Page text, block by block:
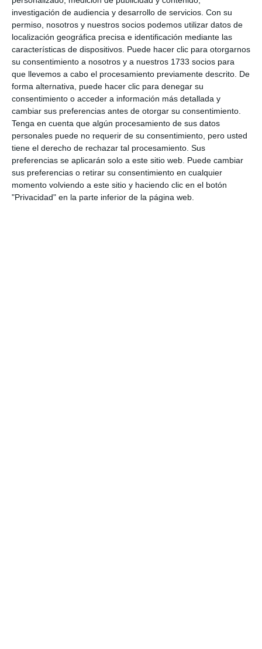
investigación de audiencia y desarrollo de servicios. Con su
permiso, nosotros y nuestros socios podemos utilizar datos de
localización geográfica precisa e identificación mediante las
características de dispositivos. Puede hacer clic para otorgarnos
su consentimiento a nosotros y a nuestros 1733 socios para
que llevemos a cabo el procesamiento previamente descrito. De
forma alternativa, puede hacer clic para denegar su
consentimiento o acceder a información más detallada y
cambiar sus preferencias antes de otorgar su consentimiento.
Tenga en cuenta que algún procesamiento de sus datos
personales puede no requerir de su consentimiento, pero usted
tiene el derecho de rechazar tal procesamiento. Sus
preferencias se aplicarán solo a este sitio web. Puede cambiar
sus preferencias o retirar su consentimiento en cualquier
momento volviendo a este sitio y haciendo clic en el botón
"Privacidad" en la parte inferior de la página web.